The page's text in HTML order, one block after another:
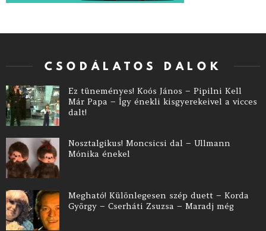
CSODÁLATOS DALOK
Ez tüneményes! Koós János – Pipilni Kell
Már Papa – Így énekli kisgyerekeivel a vicces
dalt!
Nosztalgikus! Moncsicsi dal – Ullmann
Mónika énekel
Megható! Különlegesen szép duett – Korda
György – Cserháti Zsuzsa – Maradj még